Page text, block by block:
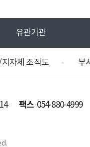
유관기관
자체 조직도 부
팩스 054-880-4999